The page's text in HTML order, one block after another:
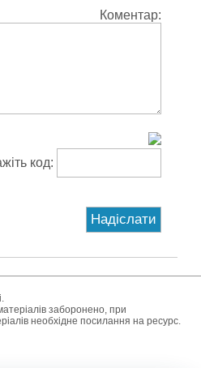
Коментар:
код:
заборонено, при
необхідне посилання на ресурс.